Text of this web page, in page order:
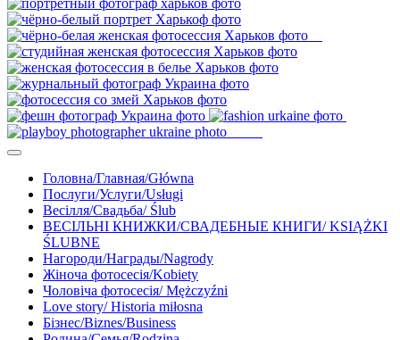
Головна/Главная/Główna
Послуги/Услуги/Usługi
Весілля/Свадьба/ Ślub
ВЕСІЛЬНІ КНИЖКИ/СВАДЕБНЫЕ КНИГИ/ KSIĄŻKI
ŚLUBNE
Нагороди/Награды/Nagrody
Жіноча фотосесія/Kobiety
Чоловіча фотосесія/ Mężczyźni
Love story/ Historia miłosna
Бізнес/Biznes/Business